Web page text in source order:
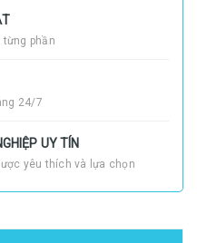
phần
24/7
UY TÍN
yêu thích và lựa chọn